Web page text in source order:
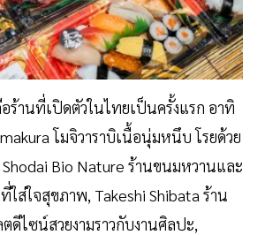
ร้านที่เปิดตัวในไทยเป็นครั้งแรก อาทิ
โมจิวาราบิเนื้อนุ่มหนึบ โรยด้วย
Bio Nature ร้านขนมหวานและ
ใส่ใจสุขภาพ, Takeshi Shibata ร้าน
ดีไซน์สวยงามราวกับงานศิลปะ,